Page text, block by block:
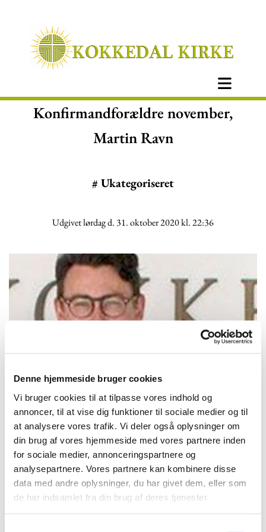
Denne hjemmeside bruger cookies
Vi bruger cookies til at tilpasse vores indhold og
annoncer, til at vise dig funktioner til sociale medier og til
at analysere vores trafik. Vi deler også oplysninger om
din brug af vores hjemmeside med vores partnere inden
for sociale medier, annonceringspartnere og
analysepartnere. Vores partnere kan kombinere disse
data med andre oplysninger, du har givet dem, eller som
de har indsamlet fra din brug af deres tjenester.
Konfirmandforældre november,
Martin Ravn
#Ukategoriseret
Udgivet lørdag d. 31. oktober 2020 kl. 22:36
Konfirmandforældre november, Martin Ravn
Kære konfirmandforældre
Heldigvis har coronaen ikke sat en stopper for den igangværende
undervisning, og det kommer de nye smittebegrænsende tiltag
heller ikke til. Vi skal blot, som hidtil, være gode til at holde
afstand, spritte og så videre. Som I kan se andensteds i dette